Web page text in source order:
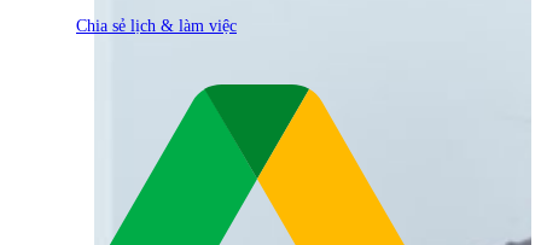
Chia sẻ lịch & làm việc